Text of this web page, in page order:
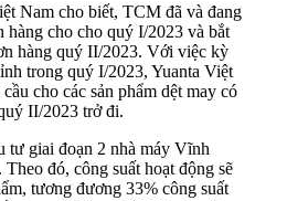
Nam cho biết, TCM đã và đang
hàng cho cho quý I/2023 và bắt
hàng quý II/2023. Với việc kỳ
trong quý I/2023, Yuanta Việt
cho các sản phẩm dệt may có
II/2023 trở đi.
tư giai đoạn 2 nhà máy Vĩnh
đó, công suất hoạt động sẽ
tương đương 33% công suất